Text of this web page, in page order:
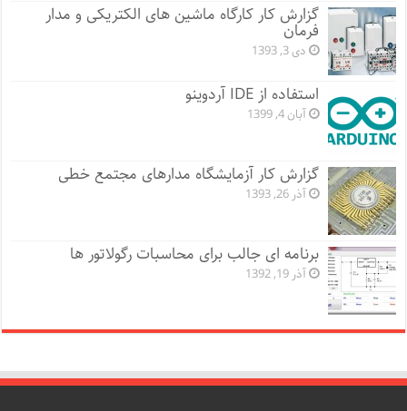
گزارش کار کارگاه ماشین های الکتریکی و مدار
فرمان
دی 3, 1393
استفاده از IDE آردوینو
آبان 4, 1399
گزارش کار آزمایشگاه مدارهای مجتمع خطی
آذر 26, 1393
برنامه ای جالب برای محاسبات رگولاتور ها
آذر 19, 1392